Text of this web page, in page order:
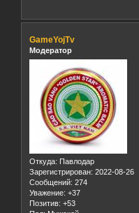
GameYojTv
Модератор
Откуда: Павлодар
Зарегистрирован: 2022-08-26
Сообщений: 274
Уважение: +37
Позитив: +53